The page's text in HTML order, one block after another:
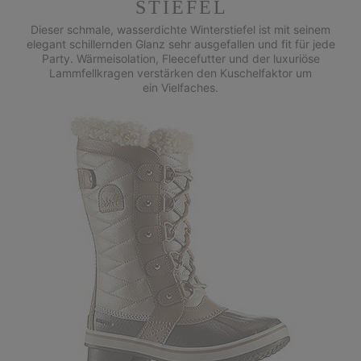
STIEFEL
Dieser schmale, wasserdichte Winterstiefel ist mit seinem
elegant schillernden Glanz sehr ausgefallen und fit für jede
Party. Wärmeisolation, Fleecefutter und der luxuriöse
Lammfellkragen verstärken den Kuschelfaktor um
ein Vielfaches.